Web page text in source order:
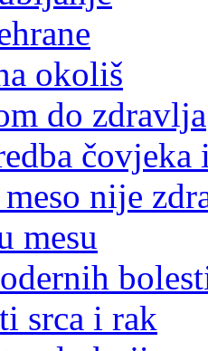
okoliš
do zdravlja
nije
mesu
srca i rak